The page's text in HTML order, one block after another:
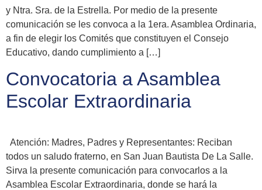
y Ntra. Sra. de la Estrella. Por medio de la presente
comunicación se les convoca a la 1era. Asamblea Ordinaria,
a fin de elegir los Comités que constituyen el Consejo
Educativo, dando cumplimiento a […]
Convocatoria a Asamblea
Escolar Extraordinaria
Atención: Madres, Padres y Representantes: Reciban
todos un saludo fraterno, en San Juan Bautista De La Salle.
Sirva la presente comunicación para convocarlos a la
Asamblea Escolar Extraordinaria, donde se hará la